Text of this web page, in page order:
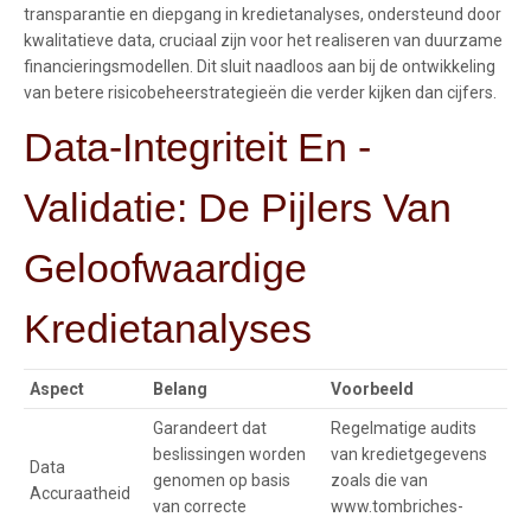
transparantie en diepgang in kredietanalyses, ondersteund door
kwalitatieve data, cruciaal zijn voor het realiseren van duurzame
financieringsmodellen. Dit sluit naadloos aan bij de ontwikkeling
van betere risicobeheerstrategieën die verder kijken dan cijfers.
Data-Integriteit En -
Validatie: De Pijlers Van
Geloofwaardige
Kredietanalyses
Aspect Belang Voorbeeld
Data
Accuraatheid
Garandeert dat
beslissingen worden
genomen op basis
van correcte
Regelmatige audits
van kredietgegevens
zoals die van
www.tombriches-